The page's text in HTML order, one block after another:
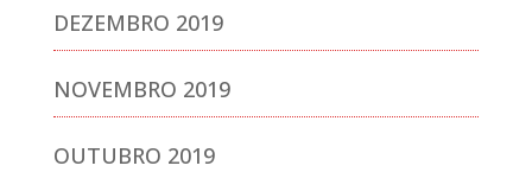
DEZEMBRO 2019
NOVEMBRO 2019
OUTUBRO 2019